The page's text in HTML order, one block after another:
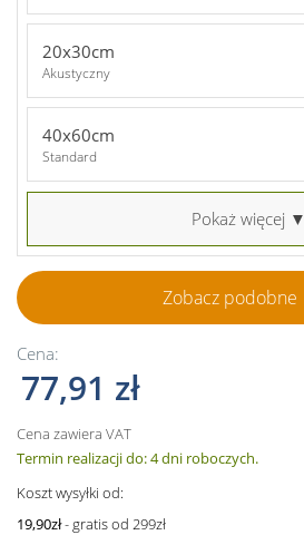
20x30cm
Akustyczny
40x60cm
Standard
Pokaż więcej ▼
Zobacz podobne
Cena:
77,91 zł
Cena zawiera VAT
Termin realizacji do: 4 dni roboczych.
Koszt wysyłki od:
19,90zł- gratis od 299zł